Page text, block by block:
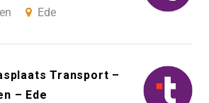
Ede
Transport –
– Ede